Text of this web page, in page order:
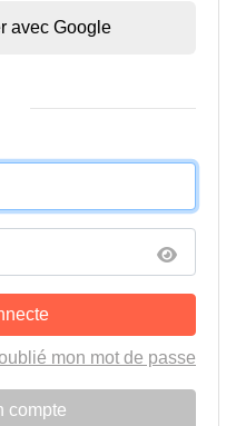
avec Google
mon mot de passe
compte